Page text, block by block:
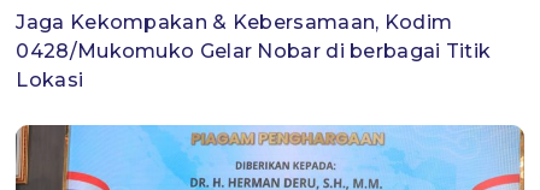
Jaga Kekompakan & Kebersamaan, Kodim
0428/Mukomuko Gelar Nobar di berbagai Titik
Lokasi